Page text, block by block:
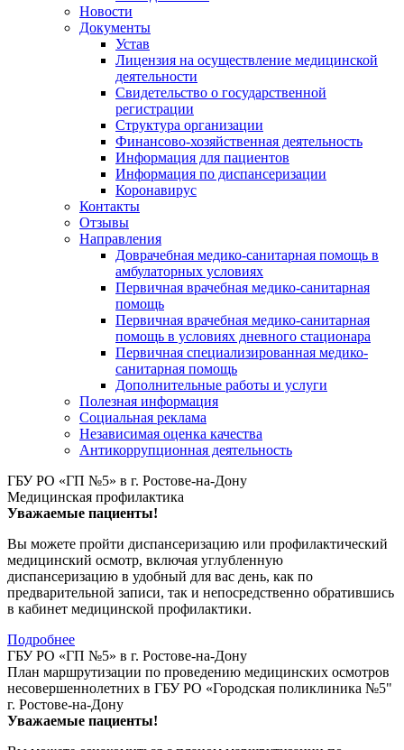
Новости
Документы
Устав
Лицензия на осуществление медицинской
деятельности
Свидетельство о государственной
регистрации
Структура организации
Финансово-хозяйственная деятельность
Информация для пациентов
Информация по диспансеризации
Коронавирус
Контакты
Отзывы
Направления
Доврачебная медико-санитарная помощь в
амбулаторных условиях
Первичная врачебная медико-санитарная
помощь
Первичная врачебная медико-санитарная
помощь в условиях дневного стационара
Первичная специализированная медико-
санитарная помощь
Дополнительные работы и услуги
Полезная информация
Социальная реклама
Независимая оценка качества
Антикоррупционная деятельность
ГБУ РО «ГП №5» в г. Ростове-на-Дону
Медицинская профилактика
Уважаемые пациенты!
Вы можете пройти диспансеризацию или профилактический
медицинский осмотр, включая углубленную
диспансеризацию в удобный для вас день, как по
предварительной записи, так и непосредственно обратившись
в кабинет медицинской профилактики.
Подробнее
ГБУ РО «ГП №5» в г. Ростове-на-Дону
План маршрутизации по проведению медицинских осмотров
несовершеннолетних в ГБУ РО «Городская поликлиника №5"
г. Ростове-на-Дону
Уважаемые пациенты!